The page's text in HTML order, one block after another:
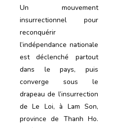
Un mouvement
insurrectionnel pour
reconquérir
l’indépendance nationale
est déclenché partout
dans le pays, puis
converge sous le
drapeau de l’insurrection
de Le Loi, à Lam Son,
province de Thanh Ho.